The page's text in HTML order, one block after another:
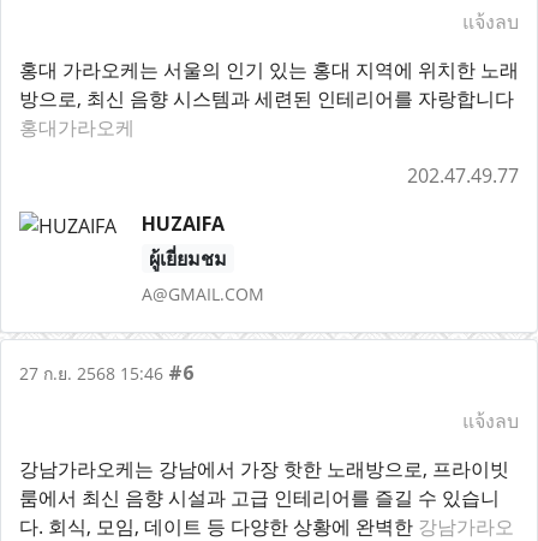
แจ้งลบ
홍대 가라오케는 서울의 인기 있는 홍대 지역에 위치한 노래
방으로, 최신 음향 시스템과 세련된 인테리어를 자랑합니다
홍대가라오케
202.47.49.77
HUZAIFA
ผู้เยี่ยมชม
A@GMAIL.COM
27 ก.ย. 2568 15:46 #6
แจ้งลบ
강남가라오케는 강남에서 가장 핫한 노래방으로, 프라이빗
룸에서 최신 음향 시설과 고급 인테리어를 즐길 수 있습니
다. 회식, 모임, 데이트 등 다양한 상황에 완벽한 강남가라오